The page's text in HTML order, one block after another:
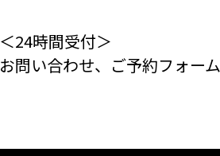
＜24時間受付＞
お問い合わせ、ご予約フォーム